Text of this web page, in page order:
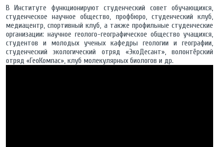
В Институте функционируют студенческий совет обучающихся,
студенческое научное общество, профбюро, студенческий клуб,
медиацентр, спортивный клуб, а также профильные студенческие
организации: научное геолого-географическое общество учащихся,
студентов и молодых ученых кафедры геологии и географии,
студенческий экологический отряд «ЭкоДесант», волонтёрский
отряд «ГеоКомпас», клуб молекулярных биологов и др.